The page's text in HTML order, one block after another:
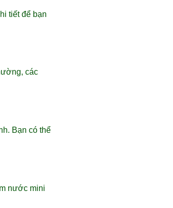
tiết để bạn
các
Bạn có thể
nước mini